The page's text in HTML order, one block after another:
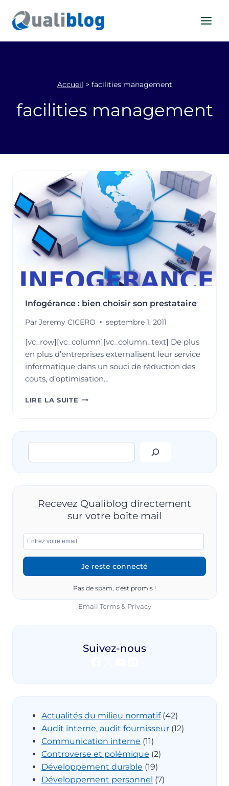
contenu
Accueil > facilities management
facilities management
Infogérance : bien choisir son prestataire
Par Jeremy CICERO septembre 1, 2011
[vc_row][vc_column][vc_column_text] De plus
en plus d’entreprises externalisent leur service
informatique dans un souci de réduction des
couts, d’optimisation…
LIRE LA SUITE INFOGÉRANCE
Rechercher
Recevez Qualiblog directement
sur votre boîte mail
Pas de spam, c'est promis !
Email Terms& Privacy
Suivez-nous
Actualités du milieu normatif(42)
Audit interne, audit fournisseur (12)
Communication interne (11)
Controverse et polémique (2)
Développement durable (19)
Développement personnel (7)